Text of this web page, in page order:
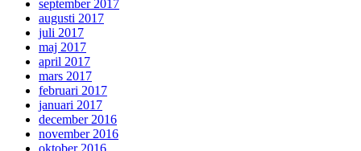
september 2017
augusti 2017
juli 2017
maj 2017
april 2017
mars 2017
februari 2017
januari 2017
december 2016
november 2016
oktober 2016